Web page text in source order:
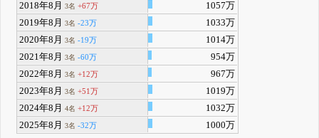
2018年8月3名 +67万
1057万
2019年8月3名 -23万
1033万
2020年8月3名 -19万
1014万
2021年8月3名 -60万
954万
2022年8月3名 +12万
967万
2023年8月3名 +51万
1019万
2024年8月4名 +12万
1032万
2025年8月3名 -32万 1000万